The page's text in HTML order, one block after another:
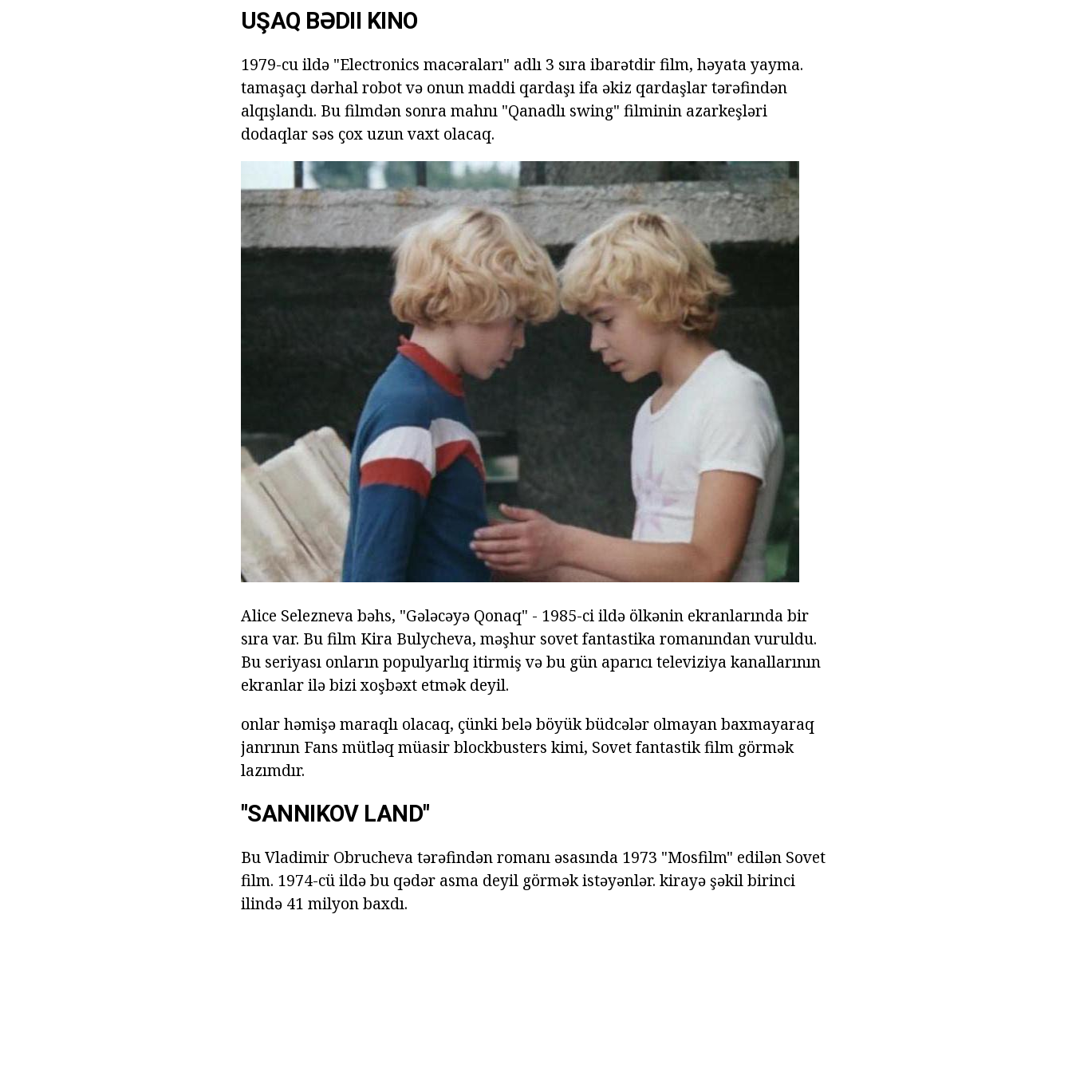
UŞAQ BƏDII KINO
1979-cu ildə "Electronics macəraları" adlı 3 sıra ibarətdir film, həyata yayma.
tamaşaçı dərhal robot və onun maddi qardaşı ifa əkiz qardaşlar tərəfindən
alqışlandı. Bu filmdən sonra mahnı "Qanadlı swing" filminin azarkeşləri
dodaqlar səs çox uzun vaxt olacaq.
Alice Selezneva bəhs, "Gələcəyə Qonaq" - 1985-ci ildə ölkənin ekranlarında bir
sıra var. Bu film Kira Bulycheva, məşhur sovet fantastika romanından vuruldu.
Bu seriyası onların populyarlıq itirmiş və bu gün aparıcı televiziya kanallarının
ekranlar ilə bizi xoşbəxt etmək deyil.
onlar həmişə maraqlı olacaq, çünki belə böyük büdcələr olmayan baxmayaraq
janrının Fans mütləq müasir blockbusters kimi, Sovet fantastik film görmək
lazımdır.
"SANNIKOV LAND"
Bu Vladimir Obrucheva tərəfindən romanı əsasında 1973 "Mosfilm" edilən Sovet
film. 1974-cü ildə bu qədər asma deyil görmək istəyənlər. kirayə şəkil birinci
ilində 41 milyon baxdı.